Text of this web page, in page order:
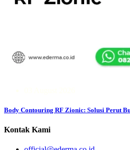
Body Contouring RF Zionic: Solusi Perut
Kontak Kami